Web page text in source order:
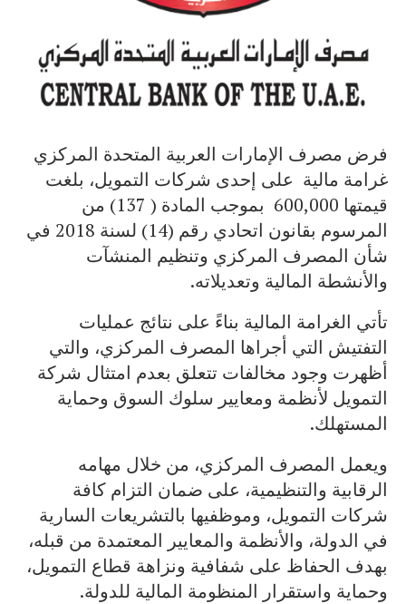
فرض مصرف الإمارات العربية المتحدة المركزي
غرامة مالية على إحدى شركات التمويل، بلغت
قيمتها 600,000
بموجب المادة ( 137) من
المرسوم بقانون اتحادي رقم (14) لسنة 2018 في
شأن المصرف المركزي وتنظيم المنشآت
والأنشطة المالية وتعديلاته.
تأتي الغرامة المالية بناءً على نتائج عمليات
التفتيش التي أجراها المصرف المركزي، والتي
أظهرت وجود مخالفات تتعلق بعدم امتثال شركة
التمويل لأنظمة ومعايير سلوك السوق وحماية
المستهلك.
ويعمل المصرف المركزي، من خلال مهامه
الرقابية والتنظيمية، على ضمان التزام كافة
شركات التمويل، وموظفيها بالتشريعات السارية
في الدولة، والأنظمة والمعايير المعتمدة من قبله،
بهدف الحفاظ على شفافية ونزاهة قطاع التمويل،
وحماية واستقرار المنظومة المالية للدولة.